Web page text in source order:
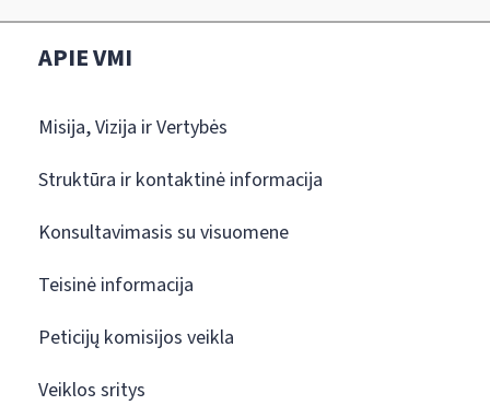
APIE VMI
Misija, Vizija ir Vertybės
Struktūra ir kontaktinė informacija
Konsultavimasis su visuomene
Teisinė informacija
Peticijų komisijos veikla
Veiklos sritys